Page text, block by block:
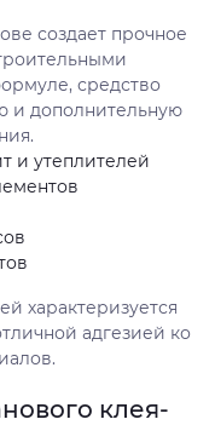
создает прочное
средство
и дополнительную
и утеплителей
характеризуется
адгезией ко
клея-